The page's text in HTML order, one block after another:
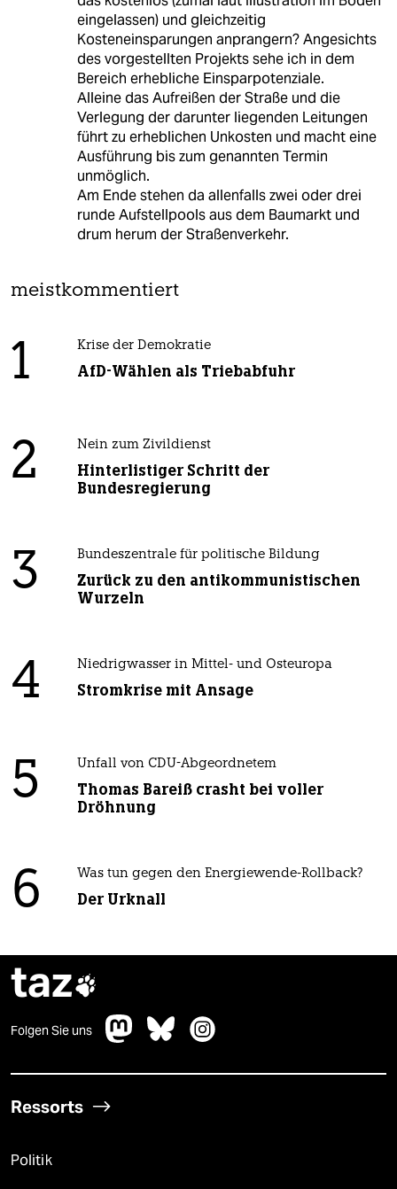
eingelassen) und gleichzeitig
Kosteneinsparungen anprangern? Angesichts
des vorgestellten Projekts sehe ich in dem
Bereich erhebliche Einsparpotenziale.
Alleine das Aufreißen der Straße und die
Verlegung der darunter liegenden Leitungen
führt zu erheblichen Unkosten und macht eine
Ausführung bis zum genannten Termin
unmöglich.
Am Ende stehen da allenfalls zwei oder drei
runde Aufstellpools aus dem Baumarkt und
drum herum der Straßenverkehr.
meistkommentiert
1 Krise der Demokratie
AfD-Wählen als Triebabfuhr
2 Nein zum Zivildienst
Hinterlistiger Schritt der
Bundesregierung
3 Bundeszentrale für politische Bildung
Zurück zu den antikommunistischen
Wurzeln
4 Niedrigwasser in Mittel- und Osteuropa
Stromkrise mit Ansage
5 Unfall von CDU-Abgeordnetem
Thomas Bareiß crasht bei voller
Dröhnung
6 Was tun gegen den Energiewende-Rollback?
Der Urknall
taz
Folgen Sie uns
Ressorts
Politik